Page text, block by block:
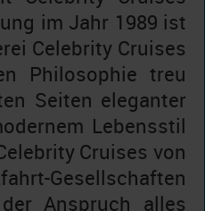
im Jahr 1989 ist
Celebrity Cruises
Philosophie treu
Seiten eleganter
Lebensstil
Cruises von
Gesellschaften
Anspruch alles